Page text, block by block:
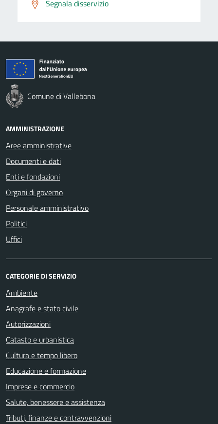
Segnala disservizio
Comune di Vallebona
AMMINISTRAZIONE
Aree amministrative
Documenti e dati
Enti e fondazioni
Organi di governo
Personale amministrativo
Politici
Uffici
CATEGORIE DI SERVIZIO
Ambiente
Anagrafe e stato civile
Autorizzazioni
Catasto e urbanistica
Cultura e tempo libero
Educazione e formazione
Imprese e commercio
Salute, benessere e assistenza
Tributi, finanze e contravvenzioni